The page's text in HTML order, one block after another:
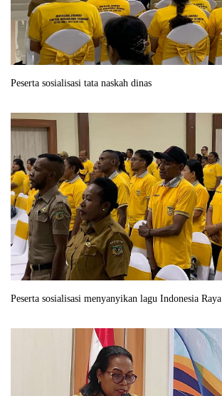
Peserta sosialisasi tata naskah dinas
Peserta sosialisasi menyanyikan lagu Indonesia Raya